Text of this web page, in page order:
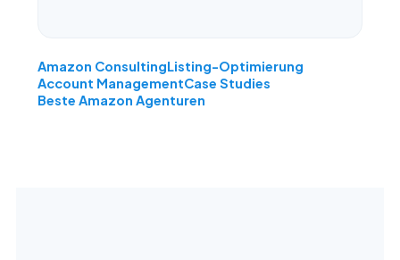
Amazon ConsultingListing-Optimierung
Account ManagementCase Studies
Beste Amazon Agenturen